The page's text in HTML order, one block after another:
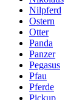
Nilpferd
Ostern
Otter
Panda
Panzer
Pegasus
Pfau
Pferde